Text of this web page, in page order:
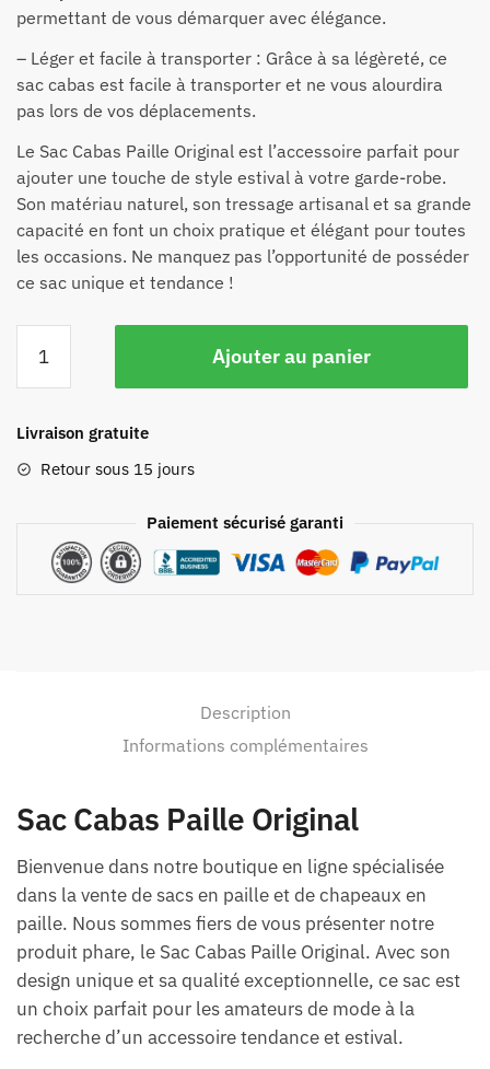
permettant de vous démarquer avec élégance.
– Léger et facile à transporter : Grâce à sa légèreté, ce
sac cabas est facile à transporter et ne vous alourdira
pas lors de vos déplacements.
Le Sac Cabas Paille Original est l’accessoire parfait pour
ajouter une touche de style estival à votre garde-robe.
Son matériau naturel, son tressage artisanal et sa grande
capacité en font un choix pratique et élégant pour toutes
les occasions. Ne manquez pas l’opportunité de posséder
ce sac unique et tendance !
Ajouter au panier
Livraison gratuite
Retour sous 15 jours
Paiement sécurisé garanti
Description
Informations complémentaires
Sac Cabas Paille Original
Bienvenue dans notre boutique en ligne spécialisée
dans la vente de sacs en paille et de chapeaux en
paille. Nous sommes fiers de vous présenter notre
produit phare, le Sac Cabas Paille Original. Avec son
design unique et sa qualité exceptionnelle, ce sac est
un choix parfait pour les amateurs de mode à la
recherche d’un accessoire tendance et estival.